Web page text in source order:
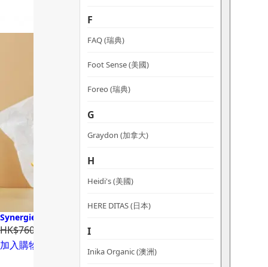
F
FAQ (瑞典)
Foot Sense (美國)
Foreo (瑞典)
G
Graydon (加拿大)
H
Heidi's (美國)
HERE DITAS (日本)
I
Inika Organic (澳洲)
Synergie Skin Effica C 低敏提亮維C精華
HK$760.00
HK$615.60
加入購物車